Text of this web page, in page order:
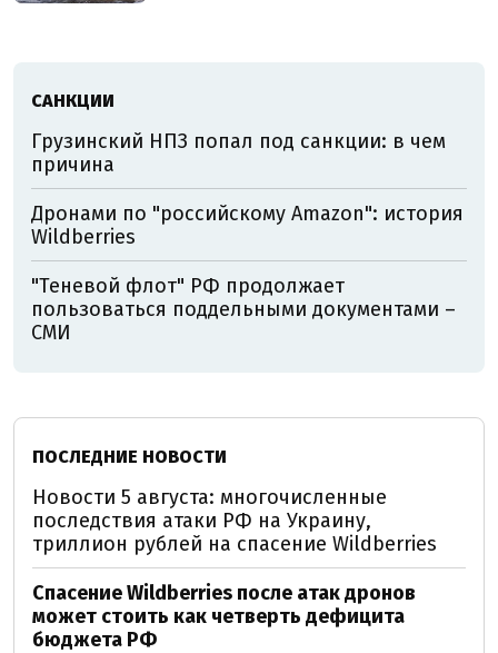
САНКЦИИ
Грузинский НПЗ попал под санкции: в чем
причина
Дронами по "российскому Amazon": история
Wildberries
"Теневой флот" РФ продолжает
пользоваться поддельными документами –
СМИ
ПОСЛЕДНИЕ НОВОСТИ
Новости 5 августа: многочисленные
последствия атаки РФ на Украину,
триллион рублей на спасение Wildberries
Спасение Wildberries после атак дронов
может стоить как четверть дефицита
бюджета РФ